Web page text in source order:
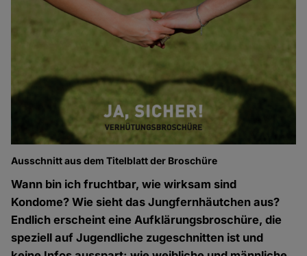
Ausschnitt aus dem Titelblatt der Broschüre
Wann bin ich fruchtbar, wie wirksam sind
Kondome? Wie sieht das Jungfernhäutchen aus?
Endlich erscheint eine Aufklärungsbroschüre, die
speziell auf Jugendliche zugeschnitten ist und